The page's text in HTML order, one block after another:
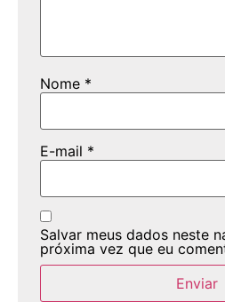
Nome *
E-mail *
Salvar meus dados neste
próxima vez que eu